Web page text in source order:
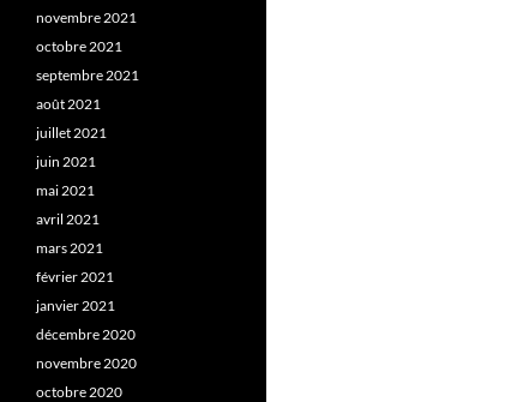
novembre 2021
octobre 2021
septembre 2021
août 2021
juillet 2021
juin 2021
mai 2021
avril 2021
mars 2021
février 2021
janvier 2021
décembre 2020
novembre 2020
octobre 2020